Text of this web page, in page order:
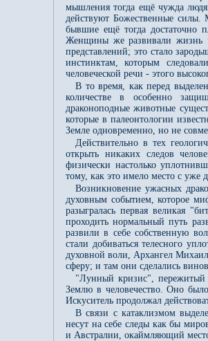
мышления тогда ещё чужда
действуют Божественные
бывшие ещё тогда достаточно
Женщины же развивали жизнь
представлений; это стало
инстинктам, которым
человеческой речи - этого
В то время, как перед
количестве в особенно
драконоподные животные
которые в палеонтологии
Земле одновременно, но не
Действительно в тех
открыть никаких следов
физически настолько
тому, как это имело место с уже
Возникновение ужасных
духовным событием, которое
разыгралась первая великая
проходить нормальный путь
развили в себе собственную
стали добиваться телесного
духовной воли, Архангел
сферу; и там они сделались
"Лунный кризис", пережитый
Землю в человечество. Оно
Искуситель продолжал
В связи с катаклизмом
несут на себе следы как бы
и Австралии, окаймляющий